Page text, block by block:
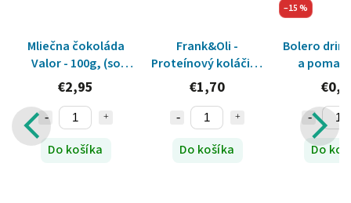
Previous
Mliečna čokoláda
Valor - 100g, (so
sladidlom)
€2,95
Do košíka
Frank&Oli -
Proteínový koláčik s
jahodami a bielou
čokoládou bez
pridaného cukru -
50g (so sladidlom)
€1,70
Do košíka
–15 %
Bolero
a
Do
Next